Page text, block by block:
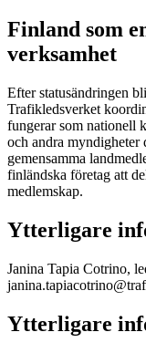
Finland som
verksamhet
Efter statusändringen
Trafikledsverket
fungerar som nationell
och andra myndigheter
gemensamma
finländska företag att
medlemskap.
Ytterligare
Janina Tapia Cotrino,
Ytterligare